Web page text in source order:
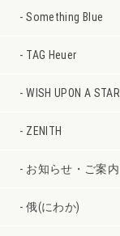
Something Blue
TAG Heuer
WISH UPON A STAR
ZENITH
お知らせ・ご案内
俄(にわか)